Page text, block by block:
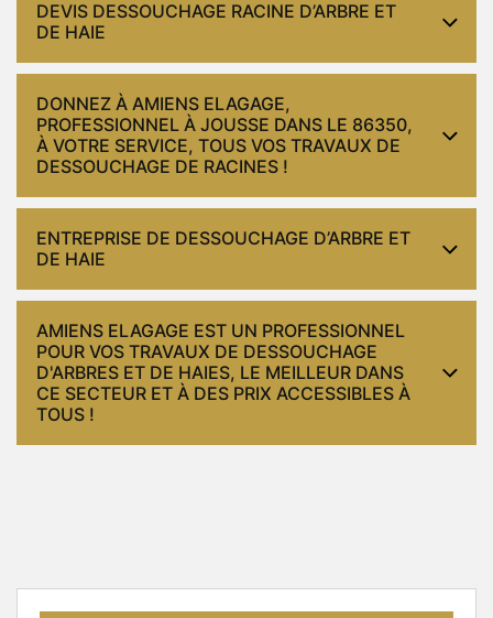
DEVIS DESSOUCHAGE RACINE D’ARBRE ET
DE HAIE
DONNEZ À AMIENS ELAGAGE,
PROFESSIONNEL À JOUSSE DANS LE 86350,
À VOTRE SERVICE, TOUS VOS TRAVAUX DE
DESSOUCHAGE DE RACINES !
ENTREPRISE DE DESSOUCHAGE D’ARBRE ET
DE HAIE
AMIENS ELAGAGE EST UN PROFESSIONNEL
POUR VOS TRAVAUX DE DESSOUCHAGE
D'ARBRES ET DE HAIES, LE MEILLEUR DANS
CE SECTEUR ET À DES PRIX ACCESSIBLES À
TOUS !